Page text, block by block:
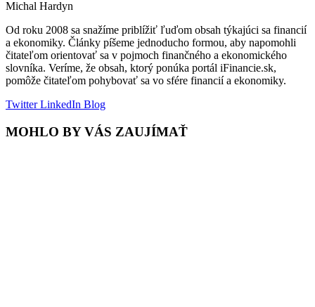
Michal Hardyn
Od roku 2008 sa snažíme priblížiť ľuďom obsah týkajúci sa financií
a ekonomiky. Články píšeme jednoducho formou, aby napomohli
čitateľom orientovať sa v pojmoch finančného a ekonomického
slovníka. Veríme, že obsah, ktorý ponúka portál iFinancie.sk,
pomôže čitateľom pohybovať sa vo sfére financií a ekonomiky.
TwitterLinkedIn Blog
MOHLO BY VÁS ZAUJÍMAŤ